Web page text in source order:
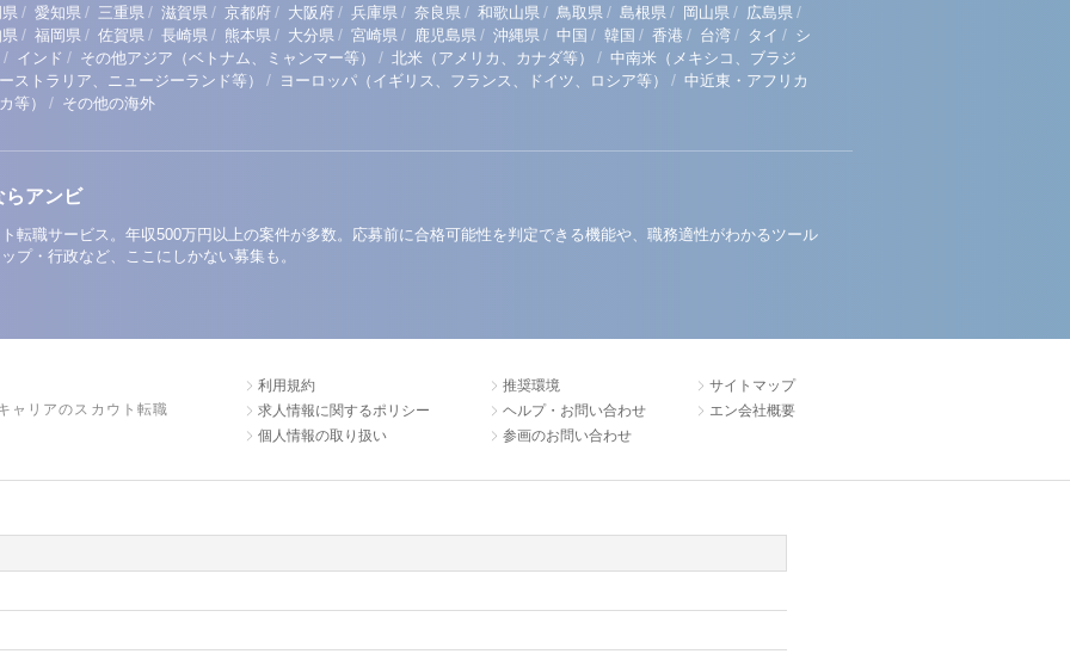
/ 愛知県 / 三重県 / 滋賀県 / 京都府 / 大阪府 / 兵庫県 / 奈良県 / 和歌山県 / 鳥取県 / 島根県 / 岡山県 / 広島県 /
/ 福岡県 / 佐賀県 / 長崎県 / 熊本県 / 大分県 / 宮崎県 / 鹿児島県 / 沖縄県 / 中国 / 韓国 / 香港 / 台湾 / タイ / シ
/ インド / その他アジア（ベトナム、ミャンマー等） / 北米（アメリカ、カナダ等） / 中南米（メキシコ、ブラジ
ストラリア、ニュージーランド等）
/ ヨーロッパ（イギリス、フランス、ドイツ、ロシア等） / 中近東・アフリカ
等）
/ その他の海外
らアンビ
転職サービス。年収500万円以上の案件が多数。応募前に合格可能性を判定できる機能や、職務適性がわかるツール
プ・行政など、ここにしかない募集も。
ャリアのスカウト転職
利用規約
求人情報に関するポリシー
個人情報の取り扱い
推奨環境
ヘルプ・お問い合わせ
参画のお問い合わせ
サイトマップ
エン会社概要